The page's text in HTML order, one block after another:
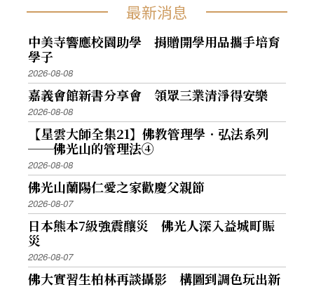
最新消息
中美寺響應校園助學 捐贈開學用品攜手培育
學子
2026-08-08
嘉義會館新書分享會 領眾三業清淨得安樂
2026-08-08
【星雲大師全集21】佛教管理學．弘法系列
──佛光山的管理法④
2026-08-08
佛光山蘭陽仁愛之家歡慶父親節
2026-08-07
日本熊本7級強震釀災 佛光人深入益城町賑
災
2026-08-07
佛大實習生柏林再談攝影 構圖到調色玩出新